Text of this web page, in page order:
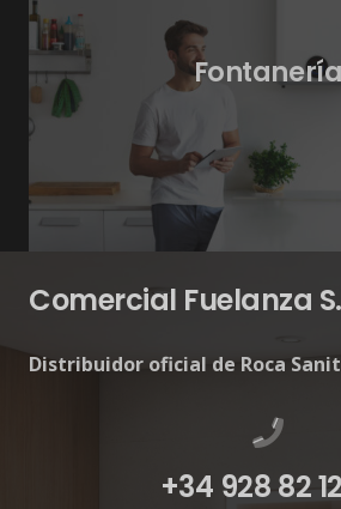
Fontanería
Comercial Fuelanza
Distribuidor oficial de Roca
+34 928 82